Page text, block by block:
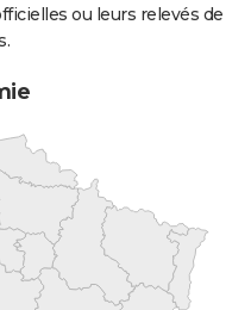
ou leurs relevés de